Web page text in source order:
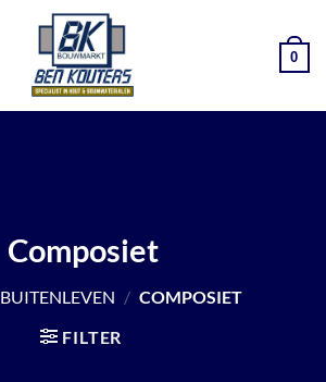
0
Composiet
BUITENLEVEN / COMPOSIET
FILTER